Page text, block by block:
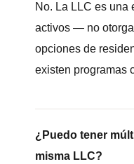
No. La LLC es una
activos — no
opciones de
existen programas
¿Puedo tener
misma LLC?